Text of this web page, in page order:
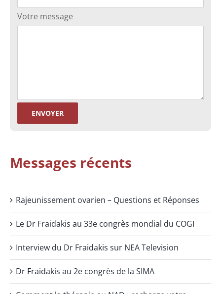
Votre message
Messages récents
Rajeunissement ovarien – Questions et Réponses
Le Dr Fraidakis au 33e congrès mondial du COGI
Interview du Dr Fraidakis sur NEA Television
Dr Fraidakis au 2e congrès de la SIMA